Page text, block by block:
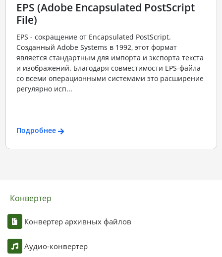
EPS (Adobe Encapsulated PostScript
File)
EPS - сокращение от Encapsulated PostScript.
Созданный Adobe Systems в 1992, этот формат
является стандартным для импорта и экспорта текста
и изображений. Благодаря совместимости EPS-файла
со всеми операционными системами это расширение
регулярно исп...
Подробнее
Конвертер
Конвертер архивных файлов
Аудио-конвертер